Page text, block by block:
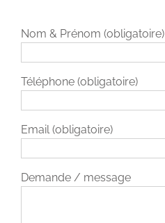
Nom & Prénom (obligatoire)
Téléphone (obligatoire)
Email (obligatoire)
Demande / message